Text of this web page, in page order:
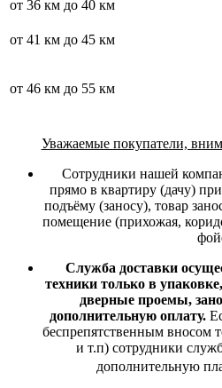
от 36 км до 40 км
от 41 км до 45 км
от 46 км до 55 км
Уважаемые покупатели,
Сотрудники нашей
прямо в квартиру (дачу)
подъёму (заносу), товар
помещение (прихожая,
Служба доставки
техники только в
дверные проемы,
дополнительную оплату.
беспрепятственным вносом
и т.п) сотрудники
дополнительную